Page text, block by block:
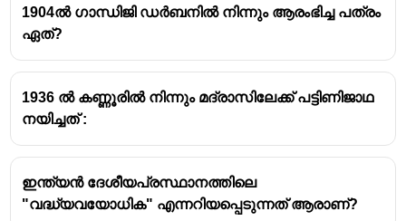
1904ൽ ഗാന്ധിജി ഡർബനിൽ നിന്നും ആരംഭിച്ച പത്രം
ഏത്?
1936 ൽ കണ്ണൂരിൽ നിന്നും മദ്രാസിലേക്ക് പട്ടിണിജാഥ
നയിച്ചത് :
ഇന്ത്യൻ ദേശീയപ്രസ്ഥാനത്തിലെ
"വദ്ധ്യവയോധിക" എന്നറിയപ്പെടുന്നത് ആരാണ്?